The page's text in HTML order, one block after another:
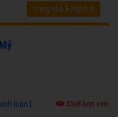
Trang chủ Nghệ sĩ
luận 3368 lượt xem